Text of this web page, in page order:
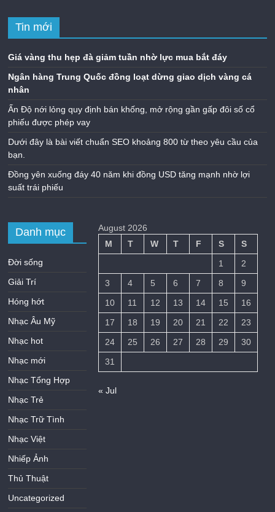
Tin mới
Giá vàng thu hẹp đà giảm tuần nhờ lực mua bắt đáy
Ngân hàng Trung Quốc đồng loạt dừng giao dịch vàng cá
nhân
Ấn Độ nới lỏng quy định bán khống, mở rộng gần gấp đôi số cổ
phiếu được phép vay
Dưới đây là bài viết chuẩn SEO khoảng 800 từ theo yêu cầu của
bạn.
Đồng yên xuống đáy 40 năm khi đồng USD tăng mạnh nhờ lợi
suất trái phiếu
Danh mục
Đời sống
Giải Trí
Hóng hớt
Nhạc Âu Mỹ
Nhạc hot
Nhạc mới
Nhạc Tổng Hợp
Nhạc Trẻ
Nhạc Trữ Tình
Nhạc Việt
Nhiếp Ảnh
Thủ Thuật
Uncategorized
August 2026
M
T W T F S
S
1
2
3
4 5 6 7 8
9
10
11 12 13 14 15
16
17
18 19 20 21 22
23
24
25 26 27 28 29
30
31
« Jul